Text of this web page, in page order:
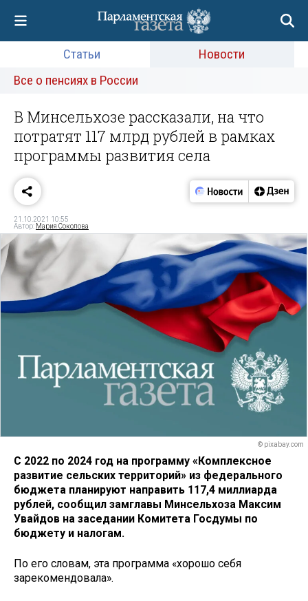
Статьи
Новости
Все о пенсиях в России
В Минсельхозе рассказали, на что
потратят 117 млрд рублей в рамках
программы развития села
21.10.2021 10:55
Автор: Мария Соколова
© pixabay.com
С 2022 по 2024 год на программу «Комплексное
развитие сельских территорий» из федерального
бюджета планируют направить 117,4 миллиарда
рублей, сообщил замглавы Минсельхоза Максим
Увайдов на заседании Комитета Госдумы по
бюджету и налогам.
По его словам, эта программа «хорошо себя
зарекомендовала».